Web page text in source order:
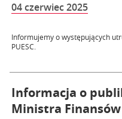
04 czerwiec 2025
Informujemy o występujących
PUESC.
Informacja o
Ministra